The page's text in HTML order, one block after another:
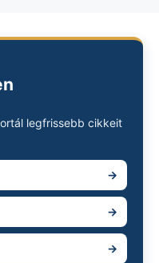
legfrissebb cikkeit
→
→
→